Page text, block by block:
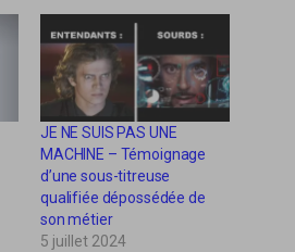
JE NE SUIS PAS UNE
MACHINE – Témoignage
d’une sous-titreuse
qualifiée dépossédée de
son métier
5 juillet 2024